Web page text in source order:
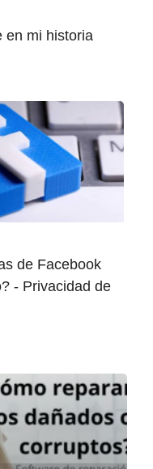
en mi historia
de Facebook
- Privacidad de